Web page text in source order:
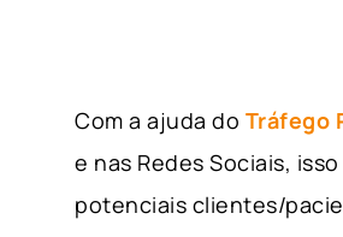
Com a ajuda do Tráfego
e nas Redes Sociais,
potenciais clientes/